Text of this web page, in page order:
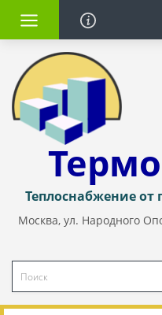
Теплоснабжение от
Москва, ул. Народного